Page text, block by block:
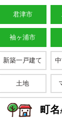
君津市
袖ヶ浦市
新築一戸建て
土地
町名